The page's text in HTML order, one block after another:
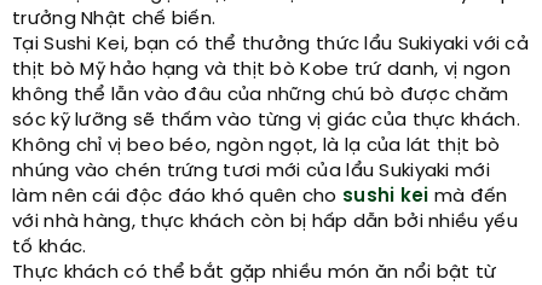
trưởng Nhật chế biến.
Tại Sushi Kei, bạn có thể thưởng thức lẩu Sukiyaki với cả
thịt bò Mỹ hảo hạng và thịt bò Kobe trứ danh, vị ngon
không thể lẫn vào đâu của những chú bò được chăm
sóc kỹ lưỡng sẽ thấm vào từng vị giác của thực khách.
Không chỉ vị beo béo, ngòn ngọt, là lạ của lát thịt bò
nhúng vào chén trứng tươi mới của lẩu Sukiyaki mới
làm nên cái độc đáo khó quên cho sushi kei mà đến
với nhà hàng, thực khách còn bị hấp dẫn bởi nhiều yếu
tố khác.
Thực khách có thể bắt gặp nhiều món ăn nổi bật từ